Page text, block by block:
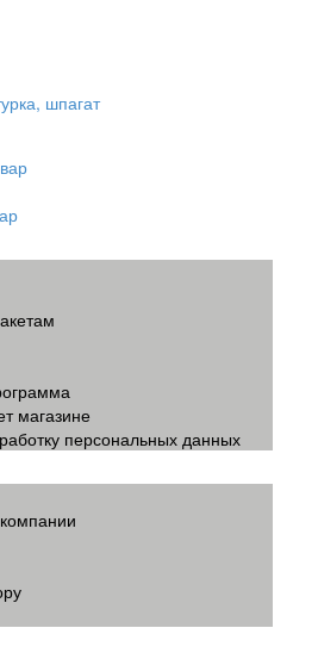
шпагат
магазине
персональных данных